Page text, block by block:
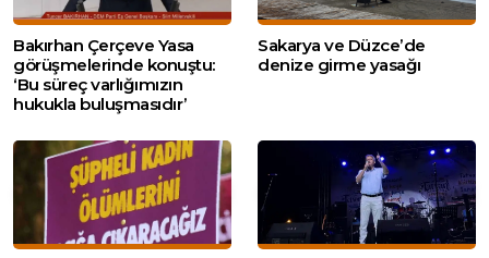
Bakırhan Çerçeve Yasa
görüşmelerinde konuştu:
‘Bu süreç varlığımızın
hukukla buluşmasıdır’
Sakarya ve Düzce’de
denize girme yasağı